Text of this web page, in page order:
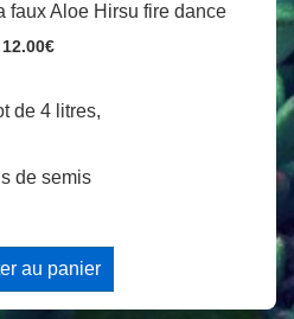
faux Aloe Hirsu fire dance
12.00€
de 4 litres,
de semis
au panier